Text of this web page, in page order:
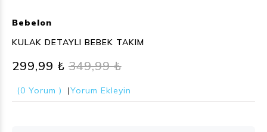
Bebelon
KULAK DETAYLI BEBEK TAKIM
299,99 ₺ 349,99 ₺
(0 Yorum ) |Yorum Ekleyin